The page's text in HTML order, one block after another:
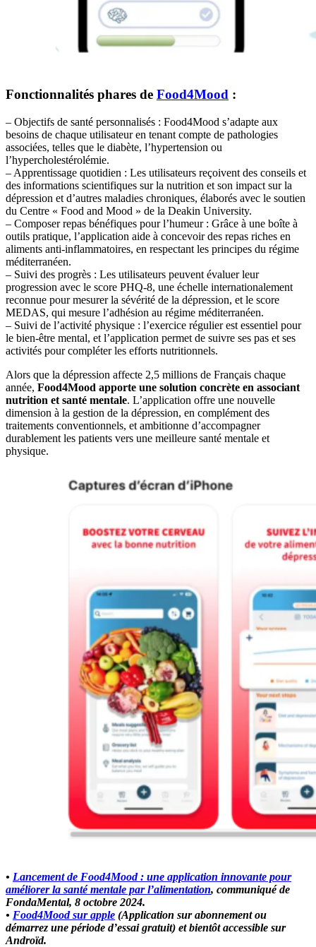
Fonctionnalités phares de Food4Mood :
– Objectifs de santé personnalisés : Food4Mood s’adapte aux
besoins de chaque utilisateur en tenant compte de pathologies
associées, telles que le diabète, l’hypertension ou
l’hypercholestérolémie.
– Apprentissage quotidien : Les utilisateurs reçoivent des conseils et
des informations scientifiques sur la nutrition et son impact sur la
dépression et d’autres maladies chroniques, élaborés avec le soutien
du Centre « Food and Mood » de la Deakin University.
– Composer repas bénéfiques pour l’humeur : Grâce à une boîte à
outils pratique, l’application aide à concevoir des repas riches en
aliments anti-inflammatoires, en respectant les principes du régime
méditerranéen.
– Suivi des progrès : Les utilisateurs peuvent évaluer leur
progression avec le score PHQ-8, une échelle internationalement
reconnue pour mesurer la sévérité de la dépression, et le score
MEDAS, qui mesure l’adhésion au régime méditerranéen.
– Suivi de l’activité physique : l’exercice régulier est essentiel pour
le bien-être mental, et l’application permet de suivre ses pas et ses
activités pour compléter les efforts nutritionnels.
Alors que la dépression affecte 2,5 millions de Français chaque
année, Food4Mood apporte une solution concrète en associant
nutrition et santé mentale. L’application offre une nouvelle
dimension à la gestion de la dépression, en complément des
traitements conventionnels, et ambitionne d’accompagner
durablement les patients vers une meilleure santé mentale et
physique.
• Lancement de Food4Mood : une application innovante pour
améliorer la santé mentale par l’alimentation, communiqué de
FondaMental, 8 octobre 2024.
• Food4Mood sur apple (Application sur abonnement ou
démarrez une période d’essai gratuit) et bientôt accessible sur
Androïd.